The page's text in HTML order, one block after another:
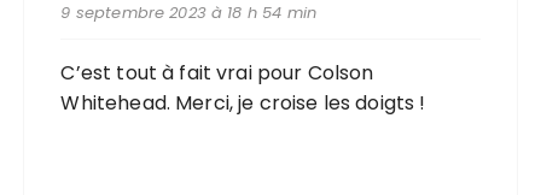
9 septembre 2023 à 18 h 54 min
C’est tout à fait vrai pour Colson
Whitehead. Merci, je croise les doigts !